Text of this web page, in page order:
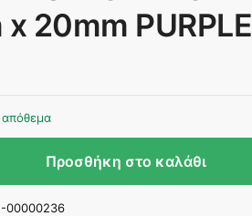
20mm PURPLE
Προσθήκη στο καλάθι
00000236